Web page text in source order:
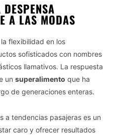
A LAS MODAS
flexibilidad en los
sofisticados con nombres
llamativos. La respuesta
un superalimento que ha
de generaciones enteras.
a tendencias pasajeras es un
caro y ofrecer resultados